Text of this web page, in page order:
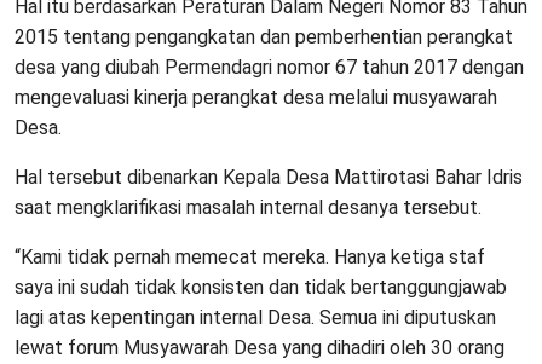
Hal itu berdasarkan Peraturan Dalam Negeri Nomor 83 Tahun
2015 tentang pengangkatan dan pemberhentian perangkat
desa yang diubah Permendagri nomor 67 tahun 2017 dengan
mengevaluasi kinerja perangkat desa melalui musyawarah
Desa.
Hal tersebut dibenarkan Kepala Desa Mattirotasi Bahar Idris
saat mengklarifikasi masalah internal desanya tersebut.
“Kami tidak pernah memecat mereka. Hanya ketiga staf
saya ini sudah tidak konsisten dan tidak bertanggungjawab
lagi atas kepentingan internal Desa. Semua ini diputuskan
lewat forum Musyawarah Desa yang dihadiri oleh 30 orang